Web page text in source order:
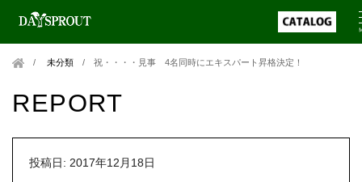
未分類 /祝・・・・見事 4名同時にエキスパート昇格決定！
REPORT
投稿日: 2017年12月18日